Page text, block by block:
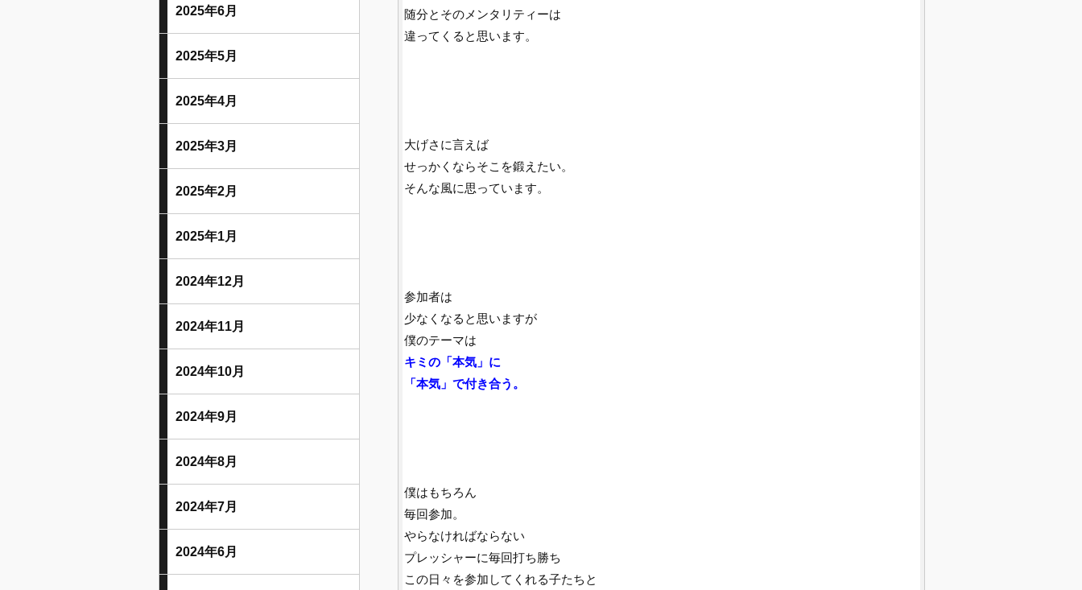
随分とそのメンタリティーは
違ってくると思います。
大げさに言えば
せっかくならそこを鍛えたい。
そんな風に思っています。
参加者は
少なくなると思いますが
僕のテーマは
キミの「本気」に
「本気」で付き合う。
僕はもちろん
毎回参加。
やらなければならない
プレッシャーに毎回打ち勝ち
この日々を参加してくれる子たちと
2025年6月
2025年5月
2025年4月
2025年3月
2025年2月
2025年1月
2024年12月
2024年11月
2024年10月
2024年9月
2024年8月
2024年7月
2024年6月